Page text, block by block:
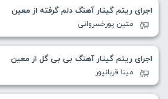
اجرای ریتم گیتار آهنگ دلم گرفته از معین
متین پورخسروانی
اجرای ریتم گیتار آهنگ بی بی گل از معین
مینا قربانپور